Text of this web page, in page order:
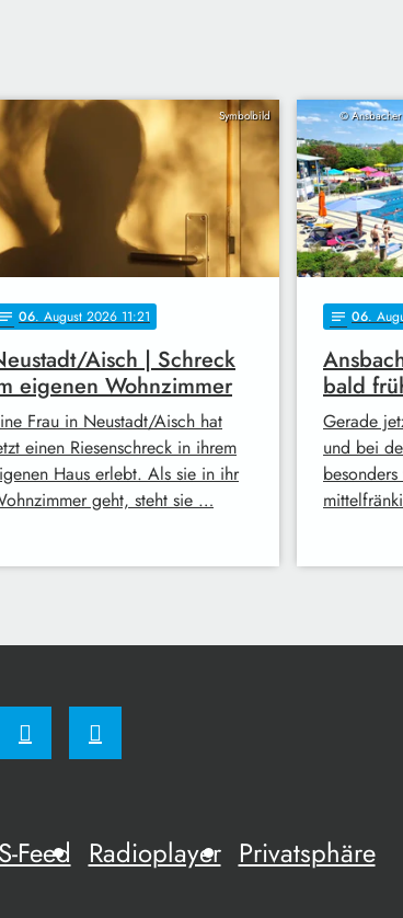
Symbolbild
notes 06. August 2026 11:21
Aisch | Schreck
eigenen Wohnzimmer
Frau in Neustadt/Aisch hat
einen Riesenschreck in ihrem
Haus erlebt. Als sie in ihr
geht, steht sie …
© Ansbacher
notes 06.
bald
Gerade
und bei
Feed Radioplayer Privatsphäre